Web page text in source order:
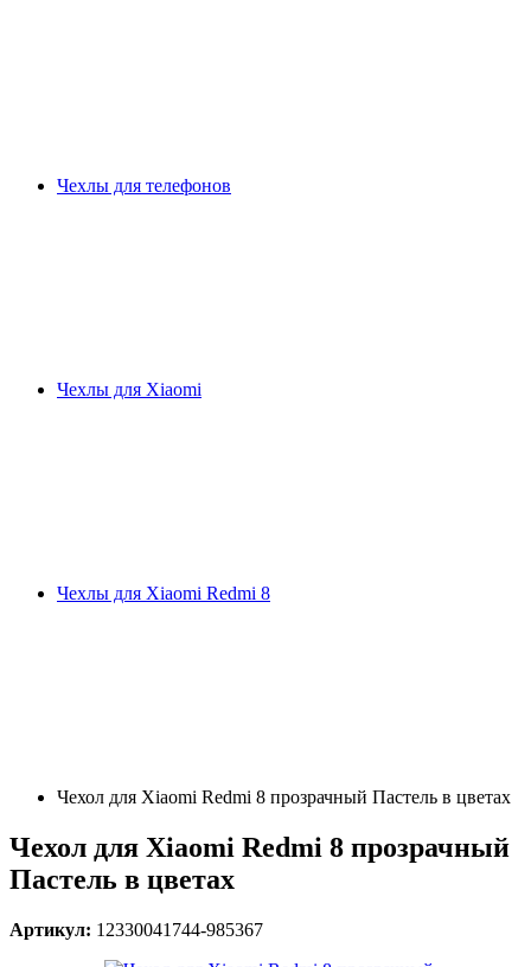
Чехлы для телефонов
Чехлы для Xiaomi
Чехлы для Xiaomi Redmi 8
Чехол для Xiaomi Redmi 8 прозрачный Пастель в цветах
Чехол для Xiaomi Redmi 8 прозрачный
Пастель в цветах
Артикул: 12330041744-985367